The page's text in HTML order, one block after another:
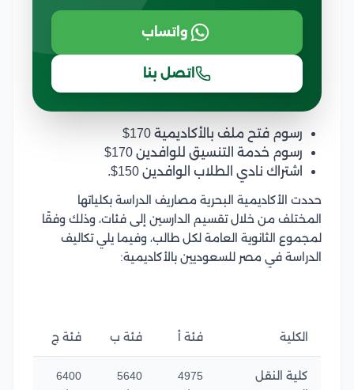
واتساب
اتصل بنا
رسوم فتح ملف بالأكاديمية 170$
رسوم خدمة التنسيق للوافدين 170$
اشتراك نادي الطلاب الوافدين 150$.
حددت الأكاديمية البحرية مصاريف الدراسة بكلياتها
المختلف من خلال تقسيم الدارسين إلى فئات، وذلك وفقًا
لمجموع الثانوية العامة لكل طالب، وفيما يلي تكاليف
الدراسة في مصر للسعوديين بالأكاديمية:
الكلية فئة أ فئة ب فئة ج
كلية النقل
4975
5640
6400